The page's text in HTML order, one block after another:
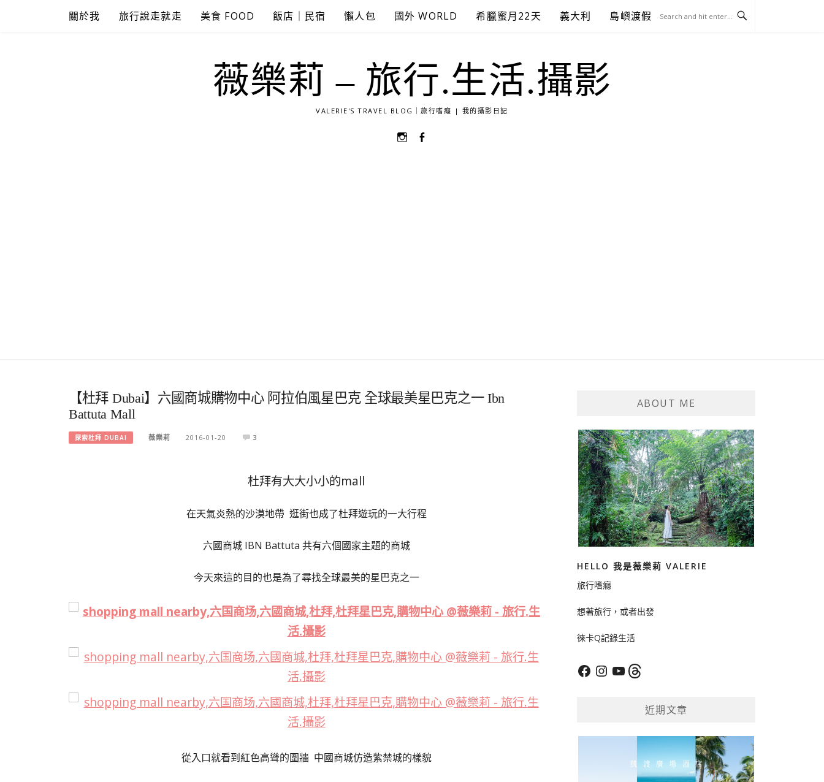
關於我 旅行說走就走 美食 FOOD 飯店｜民宿 懶人包 國外 WORLD 希臘蜜月22天 義大利 島嶼渡假
薇樂莉 – 旅行.生活.攝影
VALERIE'S TRAVEL BLOG｜旅行嗜癮 | 我的攝影日記
選
【杜拜 Dubai】六國商城購物中心 阿拉伯風星巴克 全球最美星巴克之一 Ibn
Battuta Mall
探索杜拜 DUBAI 薇樂莉 2016-01-20 3
杜拜有大大小小的mall
在天氣炎熱的沙漠地帶 逛街也成了杜拜遊玩的一大行程
六國商城 IBN Battuta 共有六個國家主題的商城
今天來這的目的也是為了尋找全球最美的星巴克之一
從入口就看到紅色高聳的圍牆 中國商城仿造紫禁城的樣貌
ABOUT ME
HELLO 我是薇樂莉 VALERIE
旅行嗜癮
想著旅行，或者出發
徠卡Q記錄生活
FacebookInstagram
YouTubeThreads
近期文章